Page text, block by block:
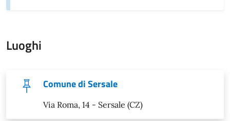
Luoghi
Comune di Sersale
Via Roma, 14 - Sersale (CZ)